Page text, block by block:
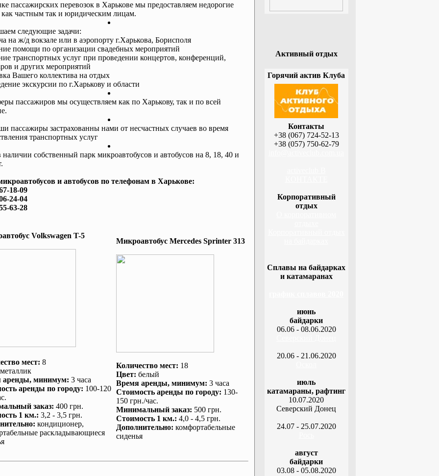
пассажирских перевозок в Харькове мы предоставляем недорогие
как частным так и юридическим лицам.
следующие задачи:
на ж/д вокзале или в аэропорту г.Харькова, Борисполя
помощи по организации свадебных мероприятий
транспортных услуг при проведении концертов, конференций,
и других мероприятий
Вашего коллектива на отдых
экскурсии по г.Харькову и области
пассажиров мы осуществляем как по Харькову, так и по всей
пассажиры застрахованны нами от несчастных случаев во время
транспортных услуг
наличии собственный парк микроавтобусов и автобусов на 8, 18, 40 и
и автобусов по телефонам в Харькове:
18-09
24-04
63-28
Volkswagen T-5
мест: 8
металлик
аренды, минимум: 3 часа
аренды по городу: 100-120
заказ: 400 грн.
1 км.: 3,2 - 3,5 грн.
: кондиционер,
раскладывающиеся
Микроавтобус Mеrcedes Sprinter 313
Количество мест: 18
Цвет: белый
Время аренды, минимум: 3 часа
Стоимость аренды по городу: 130-
150 грн./час.
Минимальный заказ: 500 грн.
Стоимость 1 км.: 4,0 - 4,5 грн.
Дополнительно: комфортабельные
сиденья
Активный отдых
Горячий актив Клуба
Контакты
+38 (067) 724-52-13
+38 (057) 750-62-79
Корпоративный
отдых
Сплавы на байдарках
и катамаранах
июнь
байдарки
06.06 - 08.06.2020
20.06 - 21.06.2020
июль
катамараны, рафтинг
10.07.2020
Северский Донец
24.07 - 25.07.2020
август
байдарки
03.08 - 05.08.2020